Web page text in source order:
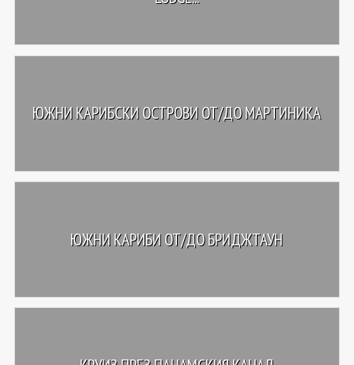
ЮЖНИ КАРИБСКИ ОСТРОВИ ОТ/ДО МАРТИНИКА
ЮЖНИ КАРИБИ ОТ/ДО БРИДЖТАУН